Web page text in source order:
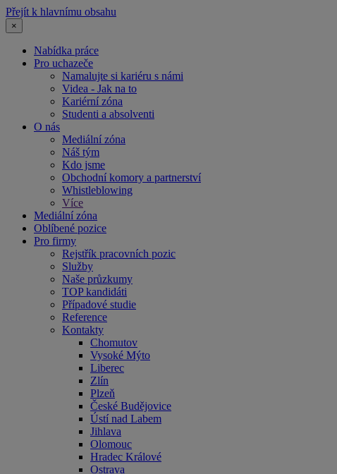
Přejít k hlavnímu obsahu
×
Nabídka práce
Pro uchazeče
Namalujte si kariéru s námi
Videa - Jak na to
Kariérní zóna
Studenti a absolventi
O nás
Mediální zóna
Náš tým
Kdo jsme
Obchodní komory a partnerství
Whistleblowing
Více
Mediální zóna
Oblíbené pozice
Pro firmy
Rejstřík pracovních pozic
Služby
Naše průzkumy
TOP kandidáti
Případové studie
Reference
Kontakty
Chomutov
Vysoké Mýto
Liberec
Zlín
Plzeň
České Budějovice
Ústí nad Labem
Jihlava
Olomouc
Hradec Králové
Ostrava